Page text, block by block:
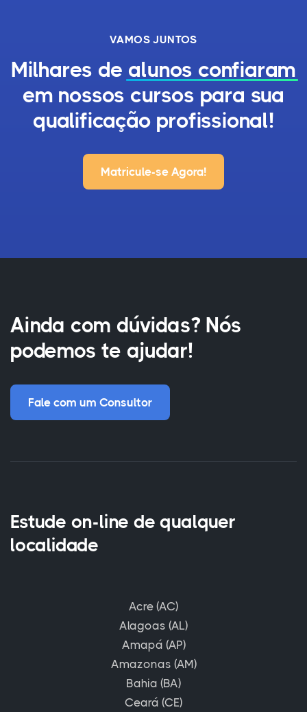
VAMOS JUNTOS
Milhares de alunos confiaram
em nossos cursos para sua
qualificação profissional!
Matricule-se Agora!
Ainda com dúvidas? Nós
podemos te ajudar!
Fale com um Consultor
Estude on-line de qualquer
localidade
Acre (AC)
Alagoas (AL)
Amapá (AP)
Amazonas (AM)
Bahia (BA)
Ceará (CE)